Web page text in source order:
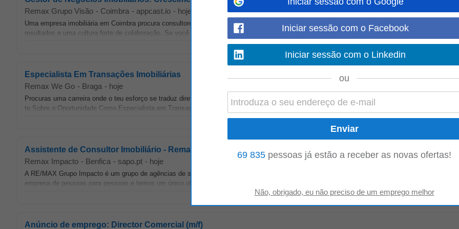
Remax Grupo Visão - Coimbra - appcast.io - hoje
Uma empresa imobiliária em Coimbra procura consultores com ambição para desenvolver suas carreiras. Oferecemos formação adaptada, apoio
resultados e uma cultura forte de colaboração. Se você tem mentalidade de crescimento, habilidades...
Mostre mais
Especialista Em Transações Imobiliárias
Remax We Go - Braga - hoje
Procuras uma carreira onde o teu esforço se traduz diretamente em resultados? A RE/MAX We Go está a expandir a equipa em Braga e queremos
te.Sobre a Oportunidade Como Especialista em Transações Imobiliárias, vais gerir todo o processo de...
Mostre mais
Assistente de Consultor Imobiliário - Remax Impacto - Benfica
Remax Impacto - Benfica - sapo.pt - hoje
A RE/MAX Grupo Impacto é um grupo de agências de sucesso comprovado na zona de Lisboa e de Sintra com mais de 21 anos de atividade.
empresa de pessoas para pessoas e temos um único objetivo, prestar um serviço de excelência aos nossos...
Mostre mais
Anúncio de emprego: Director Comercial (m/f)
Iniciar sessão com o Facebook
Iniciar sessão com o Linkedin
ou
69 835 pessoas já estão a receber as novas ofertas!